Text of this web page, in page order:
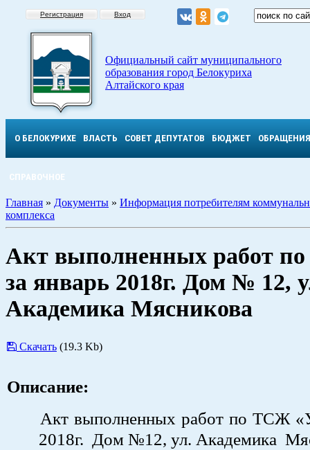
Регистрация Вход
Официальный сайт муниципального
образования город Белокуриха
Алтайского края
О БЕЛОКУРИХЕ ВЛАСТЬ СОВЕТ ДЕПУТАТОВ БЮДЖЕТ ОБРАЩЕНИЯ
СПРАВОЧНОЕ
Главная » Документы » Информация потребителям
комплекса
Акт выполненных работ
за январь 2018г. Дом № 12,
Академика Мясникова
Скачать (19.3 Kb)
Описание:
Акт выполненных работ по ТСЖ
2018г. Дом №12, ул. Академика